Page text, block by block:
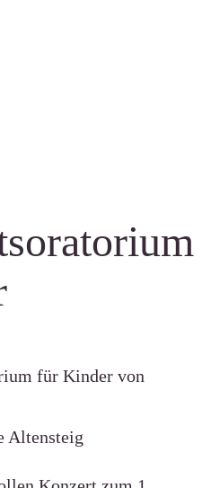
für Kinder von
Altensteig